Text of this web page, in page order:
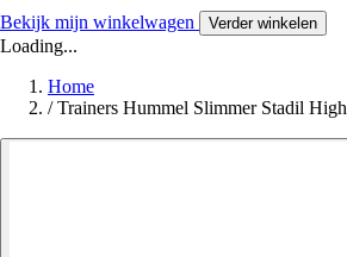
Bekijk mijn winkelwagen Verder winkelen
Loading...
Home
/ Trainers Hummel Slimmer Stadil High